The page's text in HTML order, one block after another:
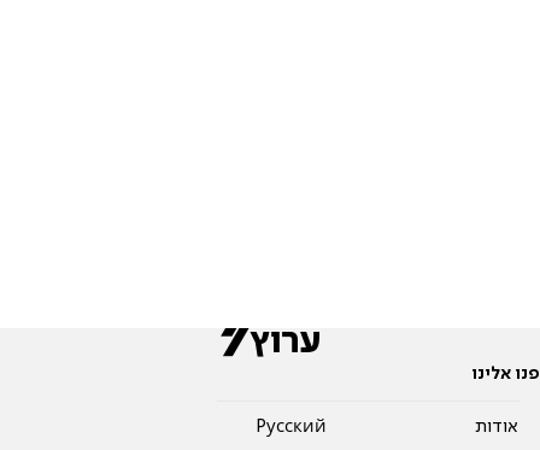
פנו אלינו
אודות
Pусский